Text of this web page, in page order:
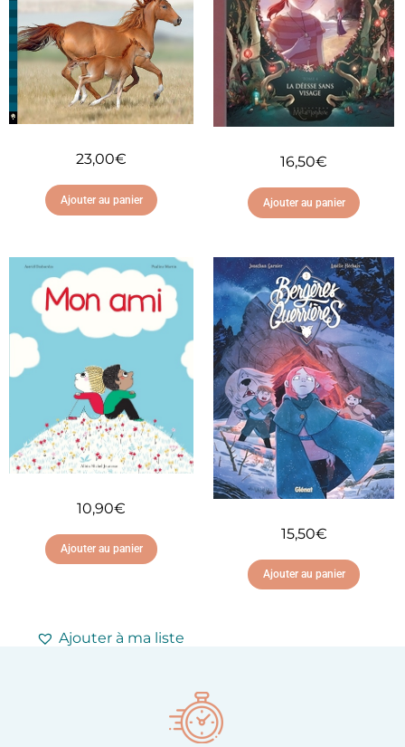
23,00€
Ajouter au panier
Ajouter à ma liste
d'envies
16,50€
Ajouter au panier
Ajouter à ma liste
d'envies
10,90€
Ajouter au panier
Ajouter à ma liste
15,50€
Ajouter au panier